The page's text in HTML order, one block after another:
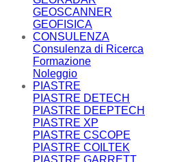
GEOSCANNER
GEOFISICA
CONSULENZA
Consulenza di Ricerca
Formazione
Noleggio
PIASTRE
PIASTRE DETECH
PIASTRE DEEPTECH
PIASTRE XP
PIASTRE CSCOPE
PIASTRE COILTEK
PIASTRE GARRETT